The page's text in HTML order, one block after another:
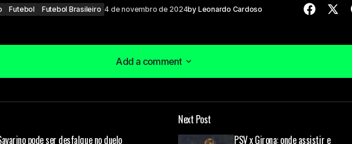
Futebol Futebol Brasileiro 4 de novembro de 2024by Leonardo Cardoso
Add a comment
Add a comment
de e-mail não será publicado. Campos obrigatórios são marcados com
pode ser desfalque no duelo
Next Post
PSV x Girona: onde assistir e